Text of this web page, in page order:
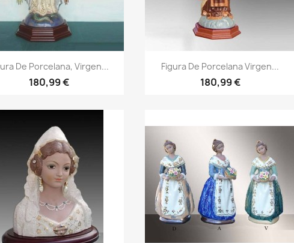
De Porcelana, Virgen...
180,99 €
Figura De Porcelana Virgen...
180,99 €